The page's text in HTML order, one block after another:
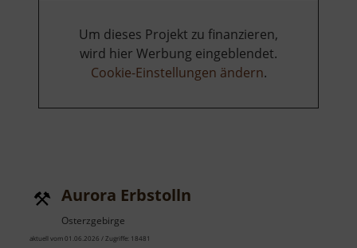
Um dieses Projekt zu finanzieren,
wird hier Werbung eingeblendet.
Cookie-Einstellungen ändern.
Aurora Erbstolln
Osterzgebirge
aktuell vom 01.06.2026 / Zugriffe: 18481